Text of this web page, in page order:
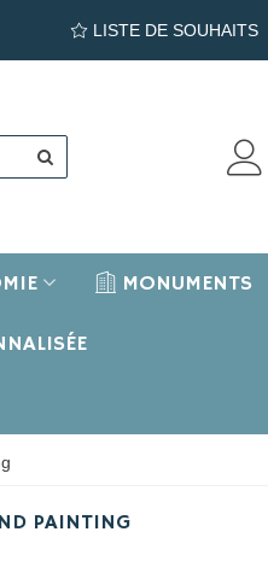
LISTE DE SOUHAITS
MONUMENTS
PAINTING